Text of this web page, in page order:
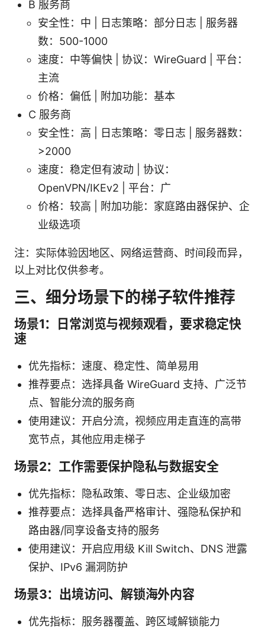
B 服务商
安全性：中 | 日志策略：部分日志 | 服务器
数：500-1000
速度：中等偏快 | 协议：WireGuard | 平台：
主流
价格：偏低 | 附加功能：基本
C 服务商
安全性：高 | 日志策略：零日志 | 服务器数：
>2000
速度：稳定但有波动 | 协议：
OpenVPN/IKEv2 | 平台：广
价格：较高 | 附加功能：家庭路由器保护、企
业级选项
注：实际体验因地区、网络运营商、时间段而异，
以上对比仅供参考。
三、细分场景下的梯子软件推荐
场景1：日常浏览与视频观看，要求稳定快
速
优先指标：速度、稳定性、简单易用
推荐要点：选择具备 WireGuard 支持、广泛节
点、智能分流的服务商
使用建议：开启分流，视频应用走直连的高带
宽节点，其他应用走梯子
场景2：工作需要保护隐私与数据安全
优先指标：隐私政策、零日志、企业级加密
推荐要点：选择具备严格审计、强隐私保护和
路由器/同享设备支持的服务
使用建议：开启应用级 Kill Switch、DNS 泄露
保护、IPv6 漏洞防护
场景3：出境访问、解锁海外内容
优先指标：服务器覆盖、跨区域解锁能力